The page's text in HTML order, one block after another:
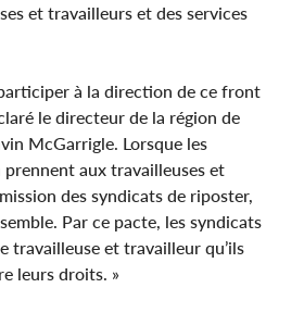
et travailleurs et des services
à la direction de ce front
le directeur de la région de
McGarrigle. Lorsque les
prennent aux travailleuses et
des syndicats de riposter,
Par ce pacte, les syndicats
travailleuse et travailleur qu’ils
leurs droits. »